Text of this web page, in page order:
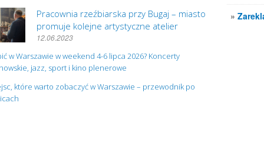
Pracownia rzeźbiarska przy Bugaj – miasto
promuje kolejne artystyczne atelier
12.06.2023
w Warszawie w weekend 4-6 lipca 2026? Koncerty
jazz, sport i kino plenerowe
które warto zobaczyć w Warszawie – przewodnik po
»